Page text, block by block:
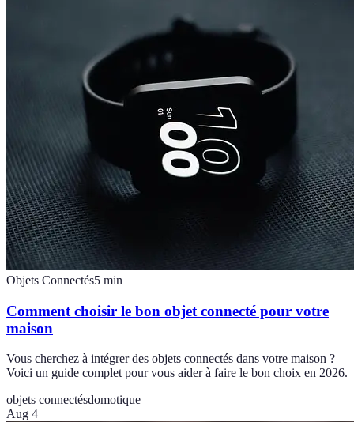
Objets Connectés5 min
Comment choisir le bon objet connecté pour votre
maison
Vous cherchez à intégrer des objets connectés dans votre maison ?
Voici un guide complet pour vous aider à faire le bon choix en 2026.
objets connectésdomotique
Aug 4